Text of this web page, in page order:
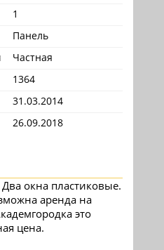
1
Панель
Частная
1364
31.03.2014
26.09.2018
окна пластиковые.
аренда на
это
цена.